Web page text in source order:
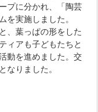
プに分かれ、「陶芸
を実施しました。
、葉っぱの形をした
ィアも子どもたちと
動を進めました。交
なりました。